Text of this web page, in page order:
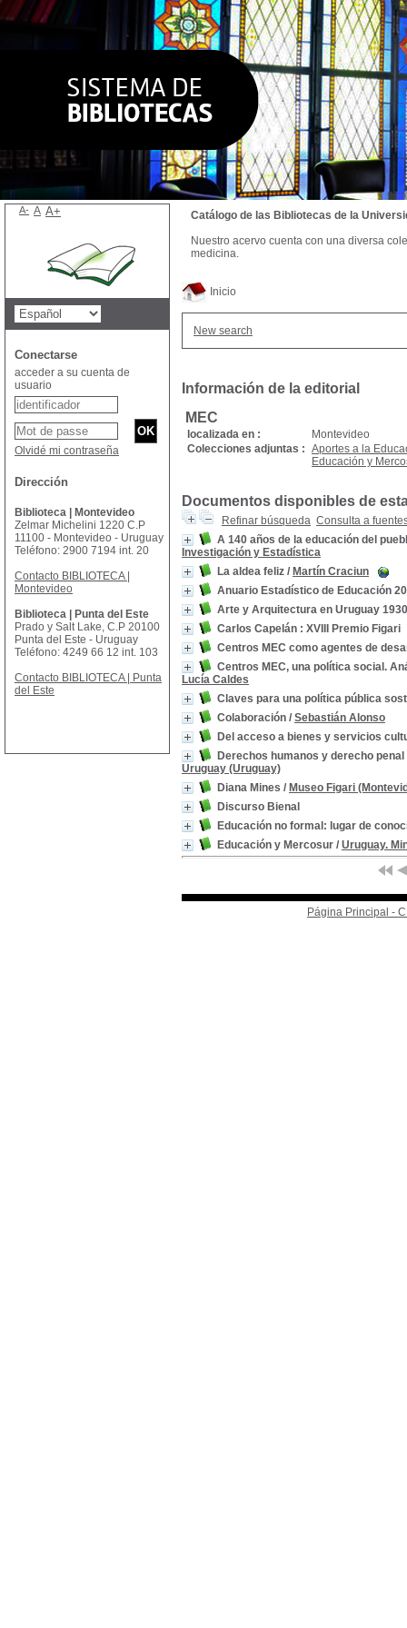
Inicio
New search
Información de la editorial
MEC
localizada en :
Montevideo
Colecciones adjuntas : Aportes a la
Educación y
Documentos disponibles de
Refinar búsqueda Consulta a
A 140 años de la educación del
Investigación y Estadística
La aldea feliz / Martín Craciun
Anuario Estadístico de Educación
Arte y Arquitectura en Uruguay
Carlos Capelán : XVIII Premio Figari
Centros MEC como agentes de
Centros MEC, una política social.
Lucía Caldes
Claves para una política pública
Colaboración / Sebastián Alonso
Del acceso a bienes y servicios
Derechos humanos y derecho
Uruguay (Uruguay)
Diana Mines / Museo Figari
Discurso Bienal
Educación no formal: lugar de
Educación y Mercosur / Uruguay.
Página Principal -
Catálogo de las Bibliotecas de la
Nuestro acervo cuenta con una diversa
medicina.
A- A A+
Conectarse
acceder a su cuenta de
usuario
Olvidé mi contraseña
Dirección
Biblioteca | Montevideo
Zelmar Michelini 1220 C.P
11100 - Montevideo - Uruguay
Teléfono: 2900 7194 int. 20
Contacto BIBLIOTECA |
Montevideo
Biblioteca | Punta del Este
Prado y Salt Lake, C.P 20100
Punta del Este - Uruguay
Teléfono: 4249 66 12 int. 103
Contacto BIBLIOTECA | Punta
del Este